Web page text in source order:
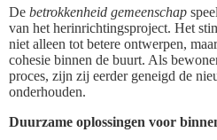
De betrokkenheid gemeenschap
van het herinrichtingsproject. Het
niet alleen tot betere ontwerpen,
cohesie binnen de buurt. Als
proces, zijn zij eerder geneigd de
onderhouden.
Duurzame oplossingen voor